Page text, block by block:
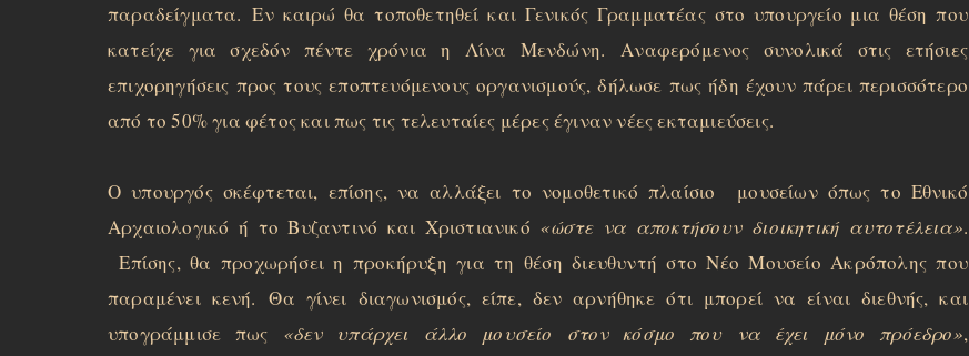
παραδείγματα.Εν καιρώ θα τοποθετηθεί και Γενικός Γραμματέας στο υπουργείο μια θέση που
κατείχε για σχεδόν πέντε χρόνια η Λίνα Μενδώνη.Αναφερόμενος συνολικά στις ετήσιες
επιχορηγήσεις προς τους εποπτευόμενους οργανισμούς, δήλωσε πως ήδη έχουν πάρει περισσότερο
από το 50% για φέτος και πως τις τελευταίες μέρες έγιναν νέες εκταμιεύσεις.
Ο υπουργός σκέφτεται, επίσης, να αλλάξει το νομοθετικό πλαίσιο μουσείων όπως το Εθνικό
Αρχαιολογικό ή το Βυζαντινό και Χριστιανικό «ώστε να αποκτήσουν διοικητική αυτοτέλεια».
Επίσης, θα προχωρήσει η προκήρυξη για τη θέση διευθυντή στο Νέο Μουσείο Ακρόπολης που
παραμένει κενή.Θα γίνει διαγωνισμός, είπε, δεν αρνήθηκε ότι μπορεί να είναι διεθνής, και
υπογράμμισε πως «δεν υπάρχει άλλο μουσείο στον κόσμο που να έχει μόνο πρόεδρο»,